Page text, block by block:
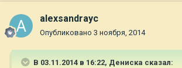
alexsandrayc
Опубликовано 3 ноября, 2014
В 03.11.2014 в 16:22, Дениска сказал: